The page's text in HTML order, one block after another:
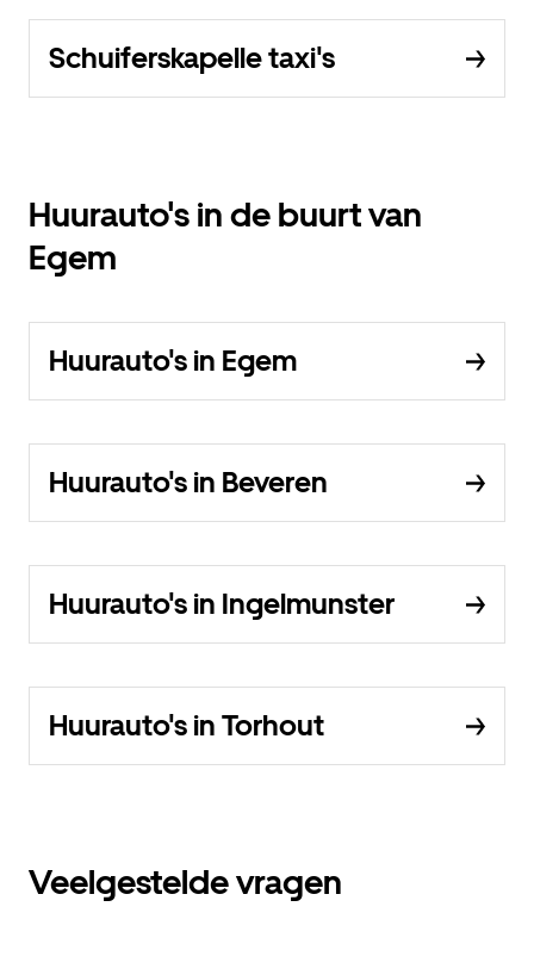
Schuiferskapelle taxi's
Huurauto's in de buurt van
Egem
Huurauto's in Egem
Huurauto's in Beveren
Huurauto's in Ingelmunster
Huurauto's in Torhout
Veelgestelde vragen